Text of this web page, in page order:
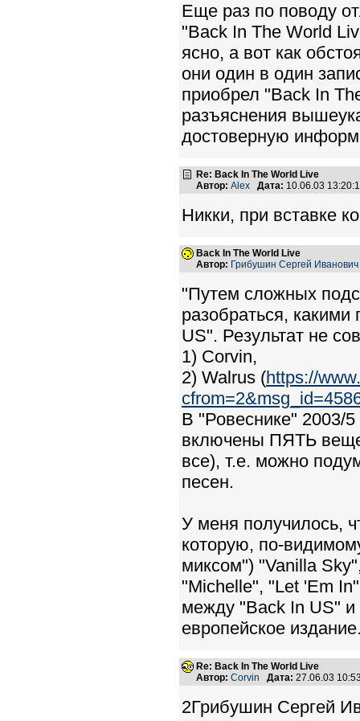
Еще раз по поводу
"Back In The World
ясно, а вот как
они один в один
приобрел "Back In
разъяснения
достоверную
Re: Back In The World Live
Автор: Alex Дата: 10.06.03
Никки, при вставке
Back In The World Live
Автор: Грибушин Сергей Иванович
"Путем сложных
разобраться,
US". Результат не
1) Corvin,
2) Walrus (https://
В "Ровеснике" 2003/
включены ПЯТЬ
все), т.е. можно
песен.
У меня получилось,
которую, по-
миксом") "Vanilla
"Michelle", "Let 'Em
между "Back In US" и
европейское
Re: Back In The World Live
Автор: Corvin Дата: 27.06.03
2Грибушин Сергей